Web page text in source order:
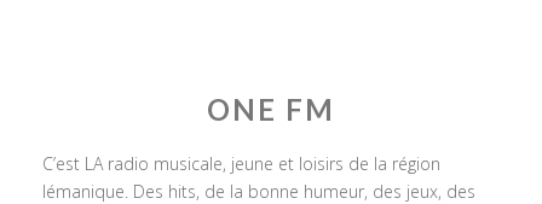
ONE FM
C’est LA radio musicale, jeune et loisirs de la région
lémanique. Des hits, de la bonne humeur, des jeux, des